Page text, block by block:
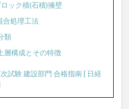
ロック積(石積)擁壁
合処理工法
類
層構成とその特徴
試験 建設部門 合格指南 [ 日経